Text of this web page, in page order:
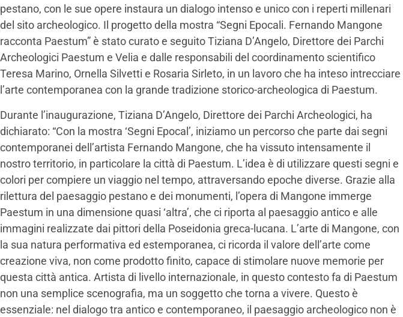
pestano, con le sue opere instaura un dialogo intenso e unico con i reperti millenari
del sito archeologico. Il progetto della mostra “Segni Epocali. Fernando Mangone
racconta Paestum” è stato curato e seguito Tiziana D’Angelo, Direttore dei Parchi
Archeologici Paestum e Velia e dalle responsabili del coordinamento scientifico
Teresa Marino, Ornella Silvetti e Rosaria Sirleto, in un lavoro che ha inteso intrecciare
l’arte contemporanea con la grande tradizione storico-archeologica di Paestum.
Durante l’inaugurazione, Tiziana D’Angelo, Direttore dei Parchi Archeologici, ha
dichiarato: “Con la mostra ‘Segni Epocal’, iniziamo un percorso che parte dai segni
contemporanei dell’artista Fernando Mangone, che ha vissuto intensamente il
nostro territorio, in particolare la città di Paestum. L’idea è di utilizzare questi segni e
colori per compiere un viaggio nel tempo, attraversando epoche diverse. Grazie alla
rilettura del paesaggio pestano e dei monumenti, l’opera di Mangone immerge
Paestum in una dimensione quasi ‘altra’, che ci riporta al paesaggio antico e alle
immagini realizzate dai pittori della Poseidonia greca-lucana. L’arte di Mangone, con
la sua natura performativa ed estemporanea, ci ricorda il valore dell’arte come
creazione viva, non come prodotto finito, capace di stimolare nuove memorie per
questa città antica. Artista di livello internazionale, in questo contesto fa di Paestum
non una semplice scenografia, ma un soggetto che torna a vivere. Questo è
essenziale: nel dialogo tra antico e contemporaneo, il paesaggio archeologico non è